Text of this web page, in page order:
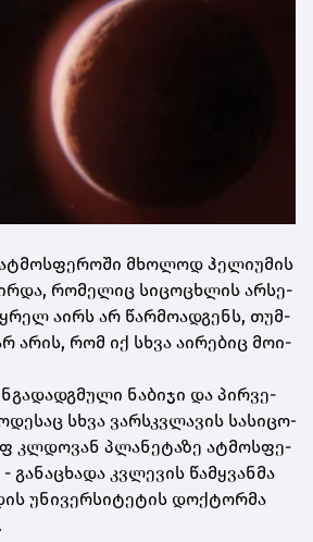
მხო­ლოდ ჰე­ლი­უ­მის
რო­მე­ლიც სი­ცო­ცხლის არ­სე­
აირს არ წარ­მო­ად­გენს, თუმ­
არის, რომ იქ სხვა აი­რე­ბიც მო­ი­
ნა­ბი­ჯი და პირ­ვე­
სხვა ვარ­სკვლა­ვის სა­სი­ცო­
კლდო­ვან პლა­ნე­ტა­ზე ატ­მოს­ფე­
გა­ნა­ცხა­და კვლე­ვის წამ­ყვან­მა
უნი­ვერ­სი­ტე­ტის დოქ­ტორ­მა